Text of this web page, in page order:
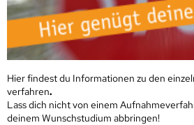
Hier findest du Informationen zu den
verfahren.
Lass dich nicht von einem
deinem Wunschstudium abbringen!